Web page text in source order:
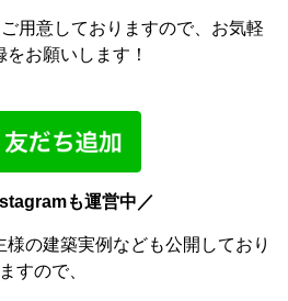
用意しておりますので、お気軽
をお願いします！
も運営中／
の建築実例なども公開しており
ますので、